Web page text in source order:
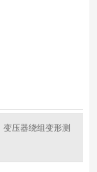
变压器绕组变形测